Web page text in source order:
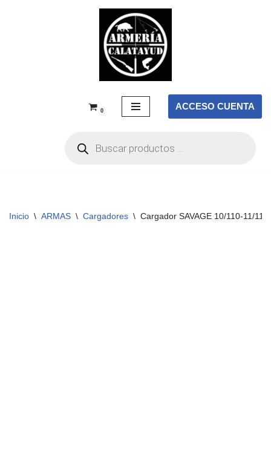
0 ACCESO CUENTA
Inicio \ ARMAS \ Cargadores \ Cargador SAVAGE 10/110-11/